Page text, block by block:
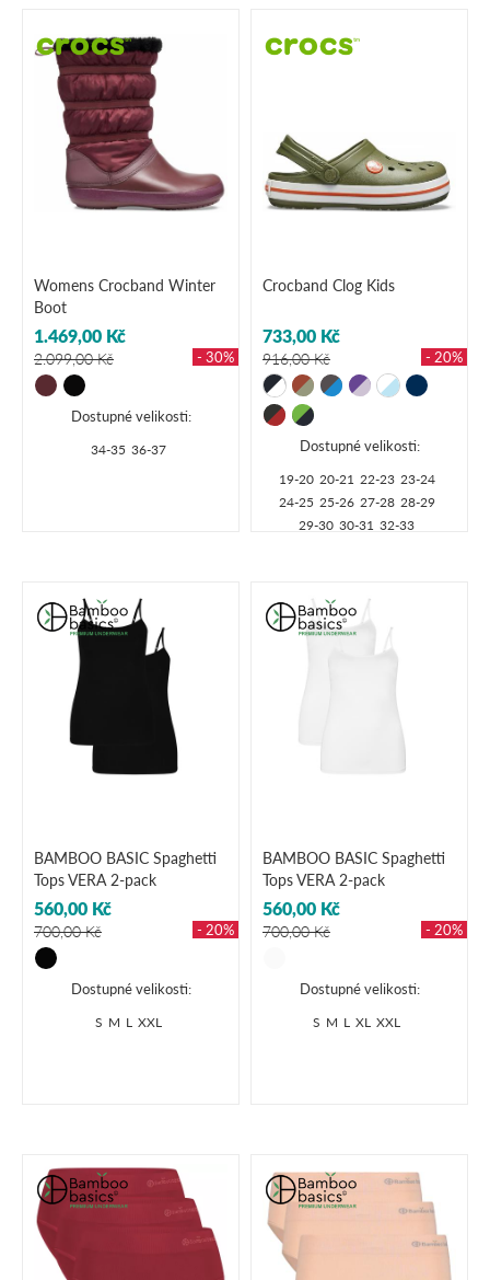
Womens Crocband Winter
Boot
1.469,00 Kč
2.099,00 Kč - 30%
Dostupné velikosti:
34-35 36-37
Crocband Clog Kids
733,00 Kč
916,00 Kč - 20%
Dostupné velikosti:
19-20 20-21 22-23 23-24
24-25 25-26 27-28 28-29
29-30 30-31 32-33
BAMBOO BASIC Spaghetti
Tops VERA 2-pack
560,00 Kč
700,00 Kč - 20%
Dostupné velikosti:
S M L XXL
BAMBOO BASIC Spaghetti
Tops VERA 2-pack
560,00 Kč
700,00 Kč - 20%
Dostupné velikosti:
S M L XL XXL